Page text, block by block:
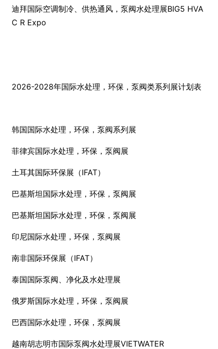
迪拜国际空调制冷、供热通风，泵阀水处理展BIG5 HVA
C R Expo
2026-2028年国际水处理，环保，泵阀类系列展计划表
韩国国际水处理，环保，泵阀系列展
菲律宾国际水处理，环保，泵阀展
土耳其国际环保展（IFAT）
巴基斯坦国际水处理，环保，泵阀展
巴基斯坦国际水处理，环保，泵阀展
印尼国际水处理，环保，泵阀展
南非国际环保展（IFAT）
泰国国际泵阀、净化及水处理展
俄罗斯国际水处理，环保，泵阀展
巴西国际水处理，环保，泵阀展
越南胡志明市国际泵阀水处理展VIETWATER